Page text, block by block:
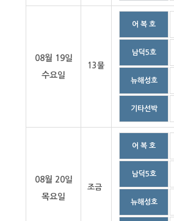
08월 19일
수요일
13물
어 복 호
남덕5호
뉴해성호
기타선박
08월 20일
목요일
조금
어 복 호
남덕5호
뉴해성호